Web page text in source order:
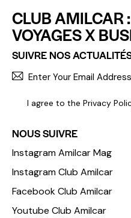
CLUB AMILCAR
VOYAGES X
SUIVRE NOS
I agree to the Privacy
NOUS SUIVRE
Instagram Amilcar Mag
Instagram Club Amilcar
Facebook Club Amilcar
Youtube Club Amilcar